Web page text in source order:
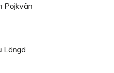
Pojkvän
Längd